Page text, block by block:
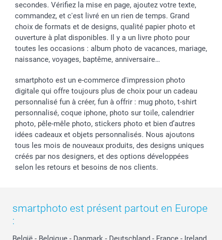
secondes. Vérifiez la mise en page, ajoutez votre texte,
commandez, et c'est livré en un rien de temps. Grand
choix de formats et de designs, qualité papier photo et
ouverture à plat disponibles. Il y a un livre photo pour
toutes les occasions : album photo de vacances, mariage,
naissance, voyages, baptême, anniversaire…
smartphoto est un e-commerce d'impression photo
digitale qui offre toujours plus de choix pour un cadeau
personnalisé fun à créer, fun à offrir : mug photo, t-shirt
personnalisé, coque iphone, photo sur toile, calendrier
photo, pêle-mêle photo, stickers photo et bien d’autres
idées cadeaux et objets personnalisés. Nous ajoutons
tous les mois de nouveaux produits, des designs uniques
créés par nos designers, et des options développées
selon les retours et besoins de nos clients.
smartphoto est présent partout en Europe
: